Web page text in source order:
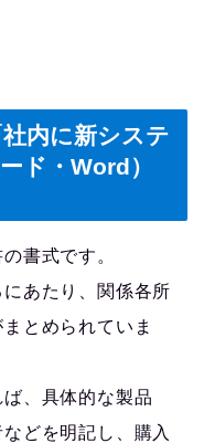
内に新システ
ド・Word）
書式です。
あたり、関係各所
とめられていま
、具体的な製品
どを明記し、購入